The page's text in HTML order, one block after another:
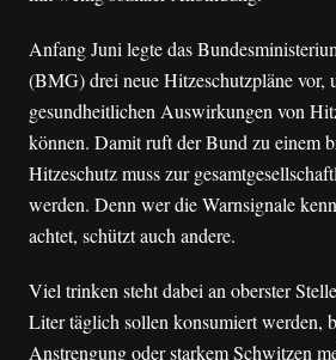
Anfang Juni legte das
(BMG) drei neue Hitzeschutzpläne vor,
gesundheitlichen Auswirkungen von
können. Damit ruft der Bund zu einem
Hitzeschutz muss zur
werden. Denn wer die Warnsignale
achtet, schützt auch andere.
Viel trinken steht dabei an oberster
Liter täglich sollen konsumiert werden,
Anstrengung oder starkem Schwitzen